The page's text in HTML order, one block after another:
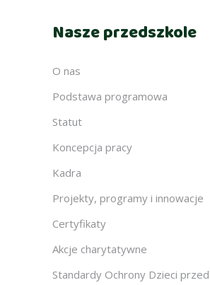
Nasze przedszkole
O nas
Podstawa programowa
Statut
Koncepcja pracy
Kadra
Projekty, programy i innowacje
Certyfikaty
Akcje charytatywne
Standardy Ochrony Dzieci przed